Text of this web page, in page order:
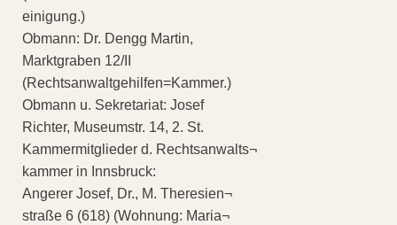
einigung.)
Obmann: Dr. Dengg Martin,
Marktgraben 12/II
(Rechtsanwaltgehilfen=Kammer.)
Obmann u. Sekretariat: Josef
Richter, Museumstr. 14, 2. St.
Kammermitglieder d. Rechtsanwalts¬
kammer in Innsbruck:
Angerer Josef, Dr., M. Theresien¬
straße 6 (618) (Wohnung: Maria¬